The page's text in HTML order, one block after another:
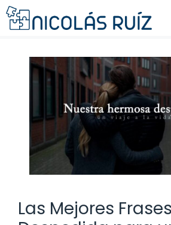
Saltar
al
Las Mejores